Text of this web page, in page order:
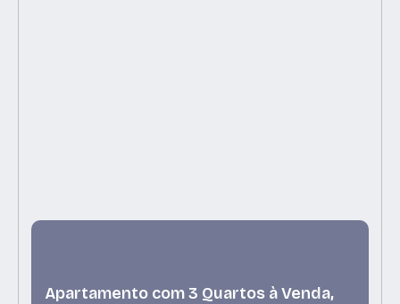
Apartamento com 3 Quartos à Venda,